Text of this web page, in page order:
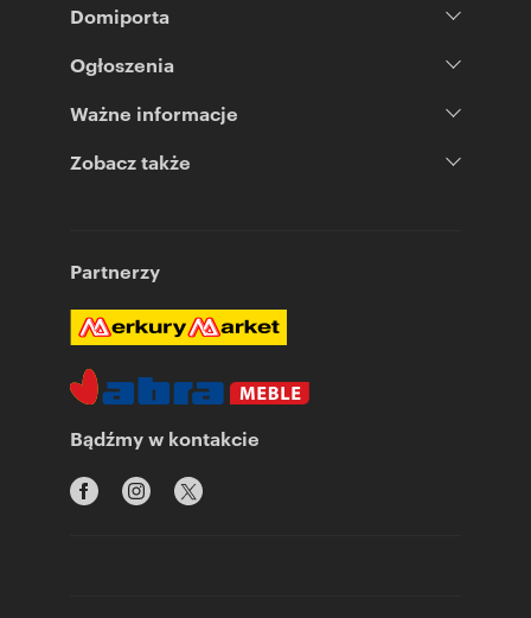
Domiporta
Ogłoszenia
Ważne informacje
Zobacz także
Partnerzy
Bądźmy w kontakcie